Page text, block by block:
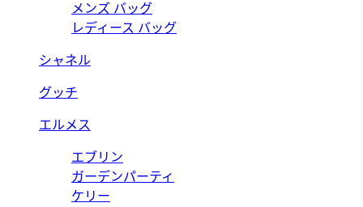
メンズ バッグ
レディース バッグ
シャネル
グッチ
エルメス
エブリン
ガーデンパーティ
ケリー